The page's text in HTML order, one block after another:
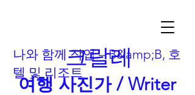
크랄레
여행 사진가 / Writer
나와 함께 작업 – B&amp;B, 호
텔 및 리조트